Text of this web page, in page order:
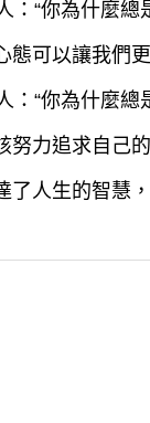
：“你為什麼
可以讓我們
：“你為什麼
力追求自己
了人生的智慧